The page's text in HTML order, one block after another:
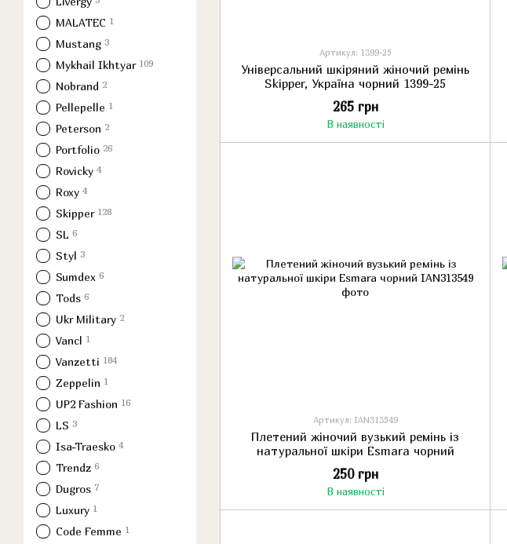
Артикул: 1399-25
Універсальний шкіряний жіночий ремінь
Skipper, Україна чорний 1399-25
265 грн
В наявності
Артикул: IAN313549
Плетений жіночий вузький ремінь із
натуральної шкіри Esmara чорний
250 грн
В наявності
MALATEC 1
Mustang 3
Mykhail Ikhtyar 109
Nobrand 2
Pellepelle 1
Peterson 2
Portfolio 26
Rovicky 4
Roxy 4
Skipper 128
SL 6
Styl 3
Sumdex 6
Tods 6
Ukr Military 2
Vancl 1
Vanzetti 184
Zeppelin 1
UP2 Fashion 16
LS 3
Isa-Traesko 4
Trendz 6
Dugros 7
Luxury 1
Code Femme 1